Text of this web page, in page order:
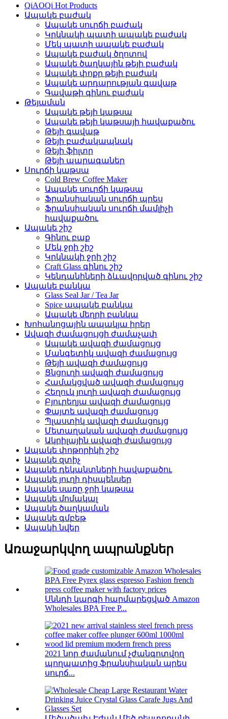
QiAOQi Hot Products
Ապակե բաժակ
Ապակե սուրճի բաժակ
Կրկնակի պատի ապակե բաժակ
Մեկ պատի ապակե բաժակ
Ապակե բաժակ ծղոտով
Ապակե ծաղկային թեյի բաժակ
Ապակե փոքր թեյի բաժակ
Ապակե արդարության գավաթ
Գավաթի գինու բաժակ
Թեյաման
Ապակե թեյի կաթսա
Ապակե թեյի կաթսայի հավաքածու
Թեյի գավաթ
Թեյի բաժակապնակ
Թեյի ֆիլտր
Թեյի պարագաներ
Սուրճի կաթսա
Cold Brew Coffee Maker
Ապակե սուրճի կաթսա
Ֆրանսիական սուրճի պրես
Ֆրանսիական սուրճի մամլիչի
հավաքածու
Ապակե շիշ
Գինու բաք
Մեկ ջրի շիշ
Կրկնակի ջրի շիշ
Craft Glass գինու շիշ
Կենդանիների ձևավորված գինու շիշ
Ապակե բանկա
Glass Seal Jar / Tea Jar
Spice ապակե բանկա
Ապակե մեղրի բանկա
Խոհանոցային ապակյա իրեր
Ավազի ժամացույցի ժամաչափ
Ապակե ավազի ժամացույց
Մանգետիկ ավազի ժամացույց
Թեյի ավազի ժամացույց
Ցնցուղի ավազի ժամացույց
Համակցված ավազի ժամացույց
Հեղուկ յուղի ավազի ժամացույց
Բյուրեղյա ավազի ժամացույց
Փայտե ավազի ժամացույց
Պլաստիկ ավազի ժամացույց
Մետաղական ավազի ժամացույց
Ակրիլային ավազի ժամացույց
Ապակե փոթորիկի շիշ
Ապակե զտիչ
Ապակե դեկանտների հավաքածու
Ապակե յուղի դիսպենսեր
Ապակե սառը ջրի կաթսա
Ապակե մոմակալ
Ապակե ծաղկաման
Ապակե գմբեթ
Ապակի նվեր
Առաջարկվող ապրանքներ
Սննդի կարգի հարմարեցված Amazon
Wholesales BPA Free P...
2021 նոր ժամանում չժանգոտվող
պողպատից ֆրանսիական պրես
սուրճ...